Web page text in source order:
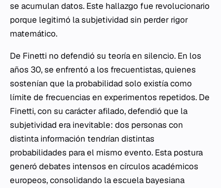
se acumulan datos. Este hallazgo fue revolucionario
porque legitimó la subjetividad sin perder rigor
matemático.
De Finetti no defendió su teoría en silencio. En los
años 30, se enfrentó a los frecuentistas, quienes
sostenían que la probabilidad solo existía como
límite de frecuencias en experimentos repetidos. De
Finetti, con su carácter afilado, defendió que la
subjetividad era inevitable: dos personas con
distinta información tendrían distintas
probabilidades para el mismo evento. Esta postura
generó debates intensos en círculos académicos
europeos, consolidando la escuela bayesiana